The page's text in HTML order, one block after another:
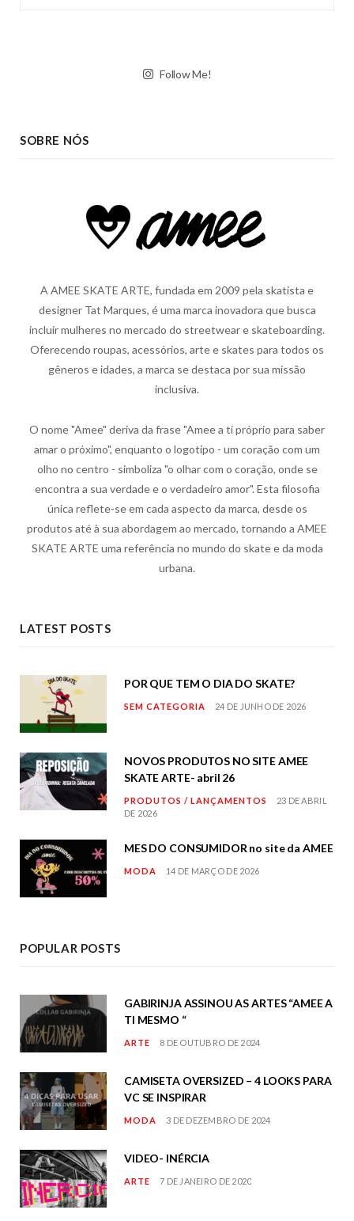
Follow Me!
SOBRE NÓS
A AMEE SKATE ARTE, fundada em 2009 pela skatista e
designer Tat Marques, é uma marca inovadora que busca
incluir mulheres no mercado do streetwear e skateboarding.
Oferecendo roupas, acessórios, arte e skates para todos os
gêneros e idades, a marca se destaca por sua missão
inclusiva.
O nome "Amee" deriva da frase "Amee a ti próprio para saber
amar o próximo", enquanto o logotipo - um coração com um
olho no centro - simboliza "o olhar com o coração, onde se
encontra a sua verdade e o verdadeiro amor". Esta filosofia
única reflete-se em cada aspecto da marca, desde os
produtos até à sua abordagem ao mercado, tornando a AMEE
SKATE ARTE uma referência no mundo do skate e da moda
urbana.
LATEST POSTS
POR QUE TEM O DIA DO SKATE?
SEM CATEGORIA 24 DE JUNHO DE 2026
NOVOS PRODUTOS NO SITE AMEE
SKATE ARTE- abril 26
PRODUTOS / LANÇAMENTOS
23 DE ABRIL
DE 2026
MES DO CONSUMIDOR no site da AMEE
MODA 14 DE MARÇO DE 2026
POPULAR POSTS
GABIRINJA ASSINOU AS ARTES “AMEE A
TI MESMO “
ARTE 8 DE OUTUBRO DE 2024
CAMISETA OVERSIZED – 4 LOOKS PARA
VC SE INSPIRAR
MODA 3 DE DEZEMBRO DE 2024
VIDEO- INÉRCIA
ARTE 7 DE JANEIRO DE 2020